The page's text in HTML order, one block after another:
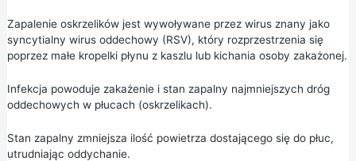
Zapalenie oskrzelików jest wywoływane przez wirus znany jako
syncytialny wirus oddechowy (RSV), który rozprzestrzenia się
poprzez małe kropelki płynu z kaszlu lub kichania osoby zakażonej.
Infekcja powoduje zakażenie i stan zapalny najmniejszych dróg
oddechowych w płucach (oskrzelikach).
Stan zapalny zmniejsza ilość powietrza dostającego się do płuc,
utrudniając oddychanie.